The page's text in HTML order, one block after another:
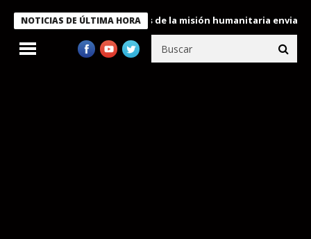
NOTICIAS DE ÚLTIMA HORA
condecora a miembros de la misión humanitaria enviada a